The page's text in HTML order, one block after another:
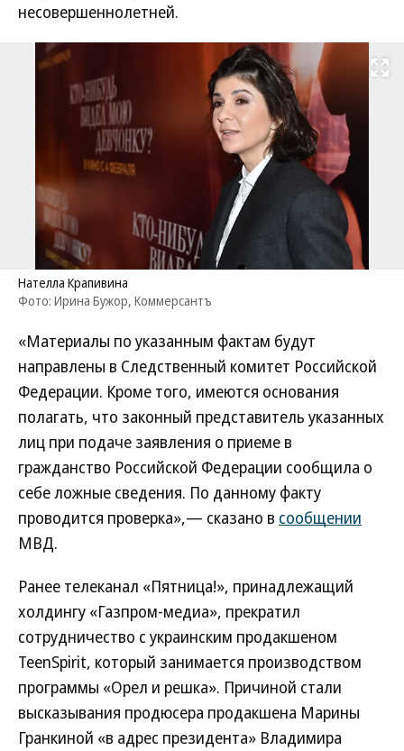
несовершеннолетней.
Развернуть
Нателла Крапивина
Фото: Ирина Бужор, Коммерсантъ
«Материалы по указанным фактам будут
направлены в Следственный комитет Российской
Федерации. Кроме того, имеются основания
полагать, что законный представитель указанных
лиц при подаче заявления о приеме в
гражданство Российской Федерации сообщила о
себе ложные сведения. По данному факту
проводится проверка»,— сказано в сообщении
МВД.
Ранее телеканал «Пятница!», принадлежащий
холдингу «Газпром-медиа», прекратил
сотрудничество с украинским продакшеном
TeenSpirit, который занимается производством
программы «Орел и решка». Причиной стали
высказывания продюсера продакшена Марины
Гранкиной «в адрес президента» Владимира